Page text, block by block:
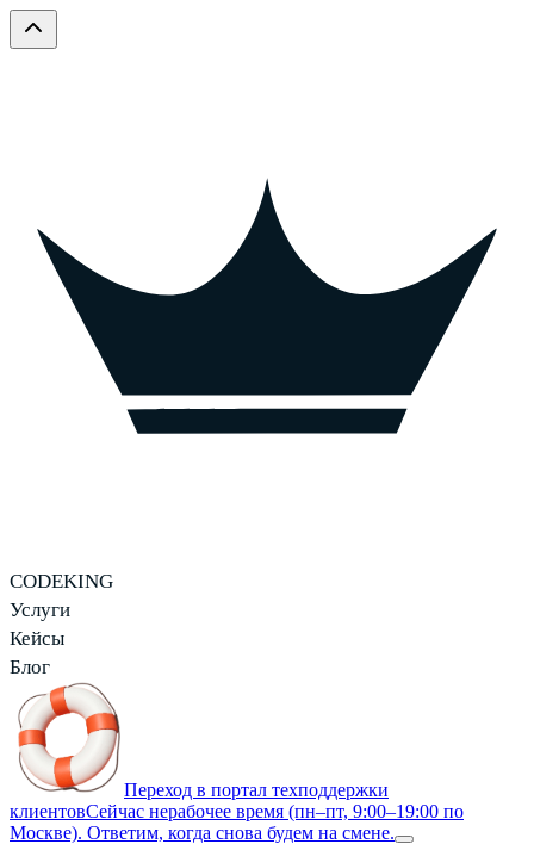
CODEKING
Услуги
Кейсы
Блог
Переход в портал техподдержки
клиентовСейчас нерабочее время (пн–пт, 9:00–19:00 по
Москве). Ответим, когда снова будем на смене.